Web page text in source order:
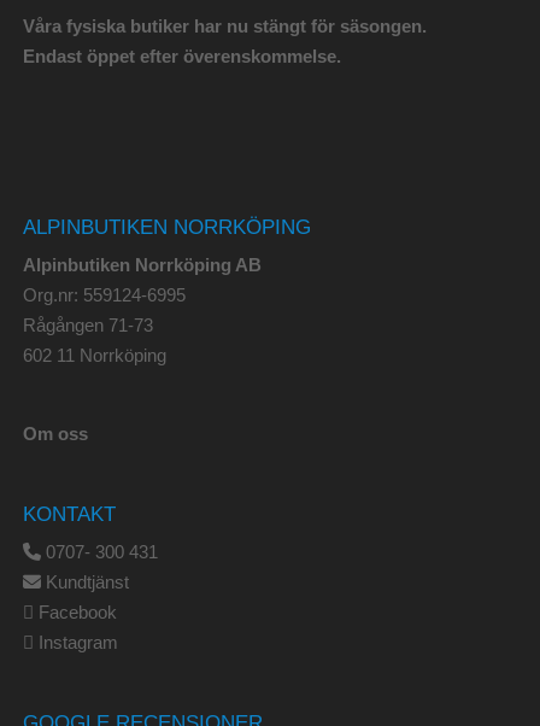
Våra fysiska butiker har nu stängt för säsongen.
Endast öppet efter överenskommelse.
ALPINBUTIKEN NORRKÖPING
Alpinbutiken Norrköping AB
Org.nr: 559124-6995
Rågången 71-73
602 11 Norrköping
Om oss
KONTAKT
0707- 300 431
Kundtjänst
Facebook
Instagram